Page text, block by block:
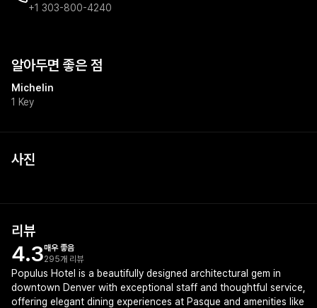
+1 303-800-4240
알아두면 좋은 점
Michelin
1 Key
사진
리뷰
4.3매우 좋음
295개 리뷰
Populus Hotel is a beautifully designed architectural gem in
downtown Denver with exceptional staff and thoughtful service,
offering elegant dining experiences at Pasque and amenities like